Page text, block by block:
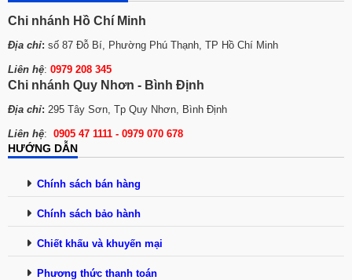
Chi nhánh Hồ Chí Minh
Địa chỉ: số 87 Đỗ Bí, Phường Phú Thạnh, TP Hồ Chí Minh
Liên hệ: 0979 208 345
Chi nhánh Quy Nhơn - Bình Định
Địa chỉ: 295 Tây Sơn, Tp Quy Nhơn, Bình Định
Liên hệ: 0905 47 1111 - 0979 070 678
HƯỚNG DẪN
Chính sách bán hàng
Chính sách bảo hành
Chiết khấu và khuyến mại
Phương thức thanh toán